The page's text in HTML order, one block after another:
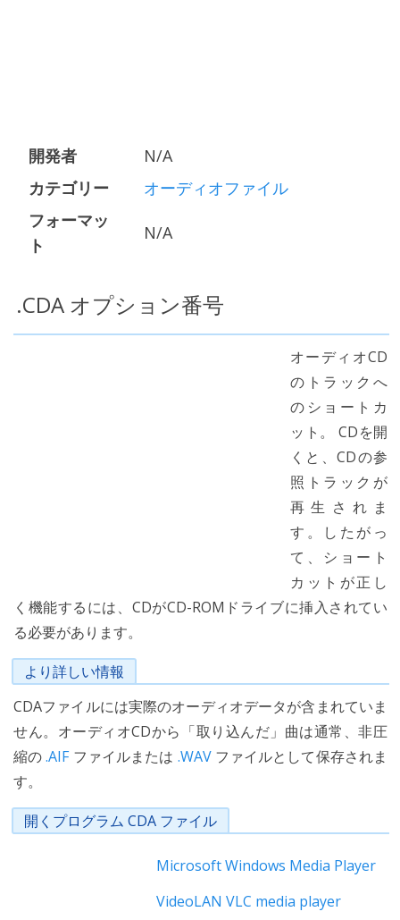
開発者
N/A
カテゴリー
オーディオファイル
フォーマッ
ト
N/A
.CDA オプション番号
オーディオCD
のトラックへ
のショートカ
ット。 CDを開
くと、CDの参
照トラックが
再生されま
す。したがっ
て、ショート
カットが正し
く機能するには、CDがCD-ROMドライブに挿入されてい
る必要があります。
より詳しい情報
CDAファイルには実際のオーディオデータが含まれていま
せん。オーディオCDから「取り込んだ」曲は通常、非圧
縮の.AIFファイルまたは .WAVファイルとして保存されま
す。
開くプログラム CDA ファイル
Microsoft Windows Media Player
VideoLAN VLC media player